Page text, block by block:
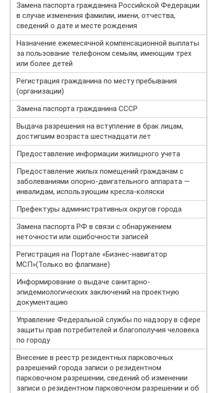
Замена паспорта гражданина Российской Федерации
в случае изменения фамилии, имени, отчества,
сведений о дате и месте рождения
Назначение ежемесячной компенсационной выплаты
за пользование телефоном семьям, имеющим трех
или более детей
Регистрация гражданина по месту пребывания
(организации)
Замена паспорта гражданина СССР
Выдача разрешения на вступление в брак лицам,
достигшим возраста шестнадцати лет
Предоставление информации жилищного учета
Предоставление жилых помещений гражданам с
заболеваниями опорно-двигательного аппарата —
инвалидам, использующим кресла-коляски
Префектуры административных округов города
Замена паспорта РФ в связи с обнаружением
неточности или ошибочности записей
Регистрация на Портале «Бизнес-навигатор
МСП»(Только во флагмане)
Информирование о выдаче санитарно-
эпидемиологических заключений на проектную
документацию
Управление Федеральной службы по надзору в сфере
защиты прав потребителей и благополучия человека
по городу
Внесение в реестр резидентных парковочных
разрешений города записи о резидентном
парковочном разрешении, сведений об изменении
записи о резидентном парковочном разрешении и об